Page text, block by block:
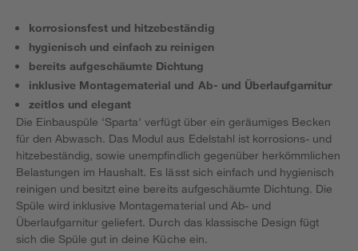
korrosionsfest und hitzebeständig
hygienisch und einfach zu reinigen
bereits aufgeschäumte Dichtung
inklusive Montagematerial und Ab- und Überlaufgarnitur
zeitlos und elegant
Die Einbauspüle 'Sparta' verfügt über ein geräumiges Becken
für den Abwasch. Das Modul aus Edelstahl ist korrosions- und
hitzebeständig, sowie unempfindlich gegenüber herkömmlichen
Belastungen im Haushalt. Es lässt sich einfach und hygienisch
reinigen und besitzt eine bereits aufgeschäumte Dichtung. Die
Spüle wird inklusive Montagematerial und Ab- und
Überlaufgarnitur geliefert. Durch das klassische Design fügt
sich die Spüle gut in deine Küche ein.